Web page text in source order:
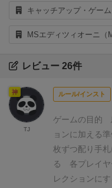
キャッチアップ・ゲー
MSエディツィオーニ（
レビュー 26件
ルール/インスト
ゲームの目的
ョンに加える
枚ずつ配り手札
る
各プレイヤ
レクションにす
神
TJ